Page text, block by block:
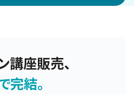
講座販売、
完結。